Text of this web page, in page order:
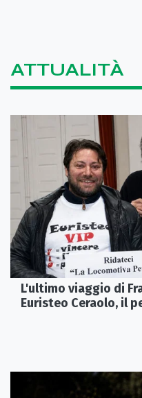
ATTUALITÀ
L'ultimo viaggio di
Euristeo Ceraolo, il